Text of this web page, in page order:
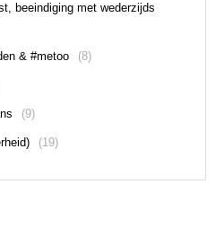
beeindiging met wederzijds
& #metoo (8)
(9)
(19)